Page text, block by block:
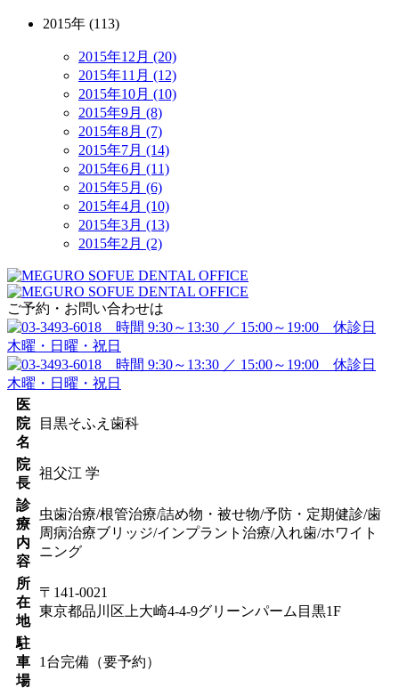
2015年 (113)
2015年12月 (20)
2015年11月 (12)
2015年10月 (10)
2015年9月 (8)
2015年8月 (7)
2015年7月 (14)
2015年6月 (11)
2015年5月 (6)
2015年4月 (10)
2015年3月 (13)
2015年2月 (2)
ご予約・お問い合わせは
医
院
名
目黒そふえ歯科
院
長
祖父江 学
診
療
内
容
虫歯治療/根管治療/詰め物・被せ物/予防・定期健診/歯
周病治療ブリッジ/インプラント治療/入れ歯/ホワイト
ニング
所
在
地
〒141-0021
東京都品川区上大崎4-4-9グリーンパーム目黒1F
駐
車
場
1台完備（要予約）